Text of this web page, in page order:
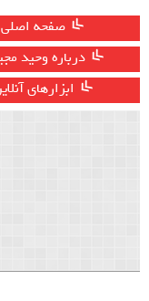
صفحه اصلی
درباره وحید
ابزارهای